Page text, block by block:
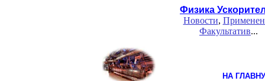
Физика
Новости,
Факультатив...
НА